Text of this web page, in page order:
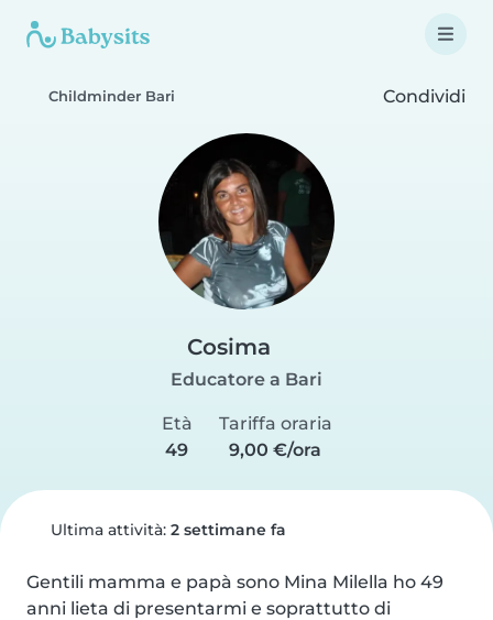
Childminder Bari Condividi
Cosima
Educatore a Bari
Età
49
Tariffa oraria
9,00 €/ora
Ultima attività: 2 settimane fa
Gentili mamma e papà sono Mina Milella ho 49
anni lieta di presentarmi e soprattutto di